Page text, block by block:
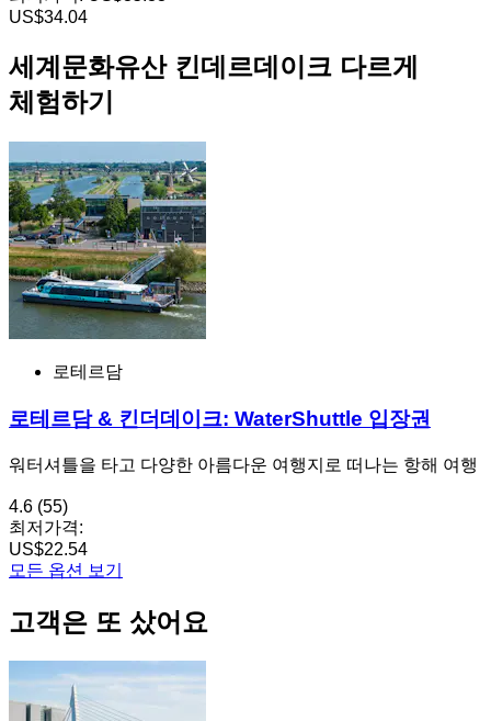
US$34.04
세계문화유산 킨데르데이크 다르게
체험하기
로테르담
로테르담 & 킨더데이크: WaterShuttle 입장권
워터셔틀을 타고 다양한 아름다운 여행지로 떠나는 항해 여행
4.6 (55)
최저가격:
US$22.54
모든 옵션 보기
고객은 또 샀어요